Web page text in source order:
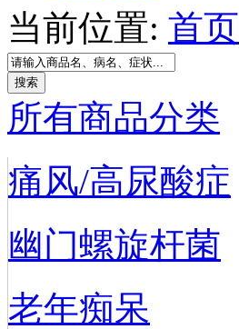
当前位置: 首页
所有商品分类
痛风/高尿酸症
幽门螺旋杆菌
老年痴呆